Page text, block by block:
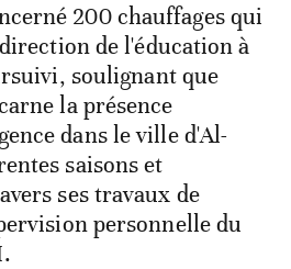
200 chauffages qui
de l'éducation à
soulignant que
la présence
dans le ville d'Al-
saisons et
ses travaux de
personnelle du